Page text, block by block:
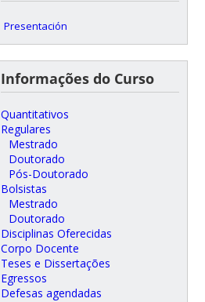
Presentación
Informações do Curso
Quantitativos
Regulares
Mestrado
Doutorado
Pós-Doutorado
Bolsistas
Mestrado
Doutorado
Disciplinas Oferecidas
Corpo Docente
Teses e Dissertações
Egressos
Defesas agendadas